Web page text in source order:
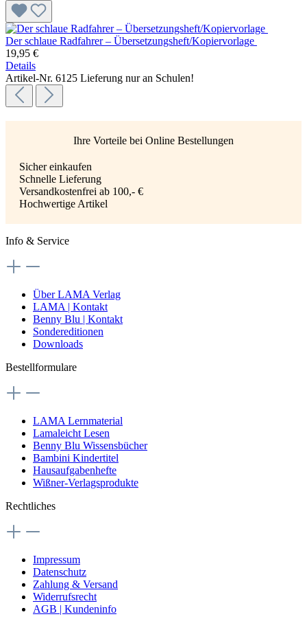
Der schlaue Radfahrer – Übersetzungsheft/Kopiervorlage
19,95 €
Details
Artikel-Nr. 6125 Lieferung nur an Schulen!
Ihre Vorteile bei Online Bestellungen
Sicher einkaufen
Schnelle Lieferung
Versandkostenfrei ab 100,- €
Hochwertige Artikel
Info & Service
Über LAMA Verlag
LAMA | Kontakt
Benny Blu | Kontakt
Sondereditionen
Downloads
Bestellformulare
LAMA Lernmaterial
Lamaleicht Lesen
Benny Blu Wissensbücher
Bambini Kindertitel
Hausaufgabenhefte
Wißner-Verlagsprodukte
Rechtliches
Impressum
Datenschutz
Zahlung & Versand
Widerrufsrecht
AGB | Kundeninfo